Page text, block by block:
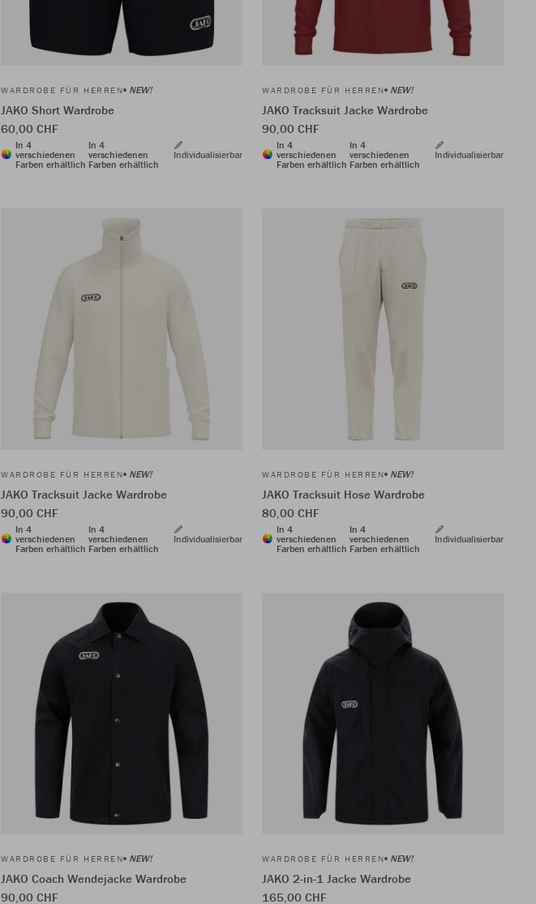
WARDROBE FÜR HERREN NEW!
JAKO Short Wardrobe
60,00 CHF
In 4
verschiedenen
Farben erhältlich
In 4
verschiedenen
Farben erhältlich
Individualisierbar
WARDROBE FÜR HERREN NEW!
JAKO Tracksuit Jacke Wardrobe
90,00 CHF
In 4
verschiedenen
Farben erhältlich
In 4
verschiedenen
Farben erhältlich
Individualisierbar
WARDROBE FÜR HERREN NEW!
JAKO Tracksuit Jacke Wardrobe
90,00 CHF
In 4
verschiedenen
Farben erhältlich
In 4
verschiedenen
Farben erhältlich
Individualisierbar
WARDROBE FÜR HERREN NEW!
JAKO Tracksuit Hose Wardrobe
80,00 CHF
In 4
verschiedenen
Farben erhältlich
In 4
verschiedenen
Farben erhältlich
Individualisierbar
WARDROBE FÜR HERREN NEW!
JAKO Coach Wendejacke Wardrobe
90,00 CHF
WARDROBE FÜR HERREN NEW!
JAKO 2-in-1 Jacke Wardrobe
165,00 CHF